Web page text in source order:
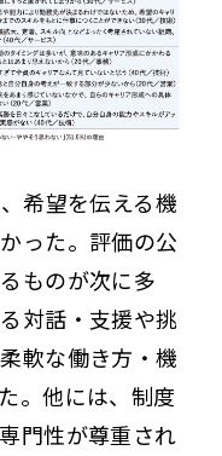
希望を伝える機
った。評価の公
ものが次に多
対話・支援や挑
軟な働き方・機
。他には、制度
門性が尊重され